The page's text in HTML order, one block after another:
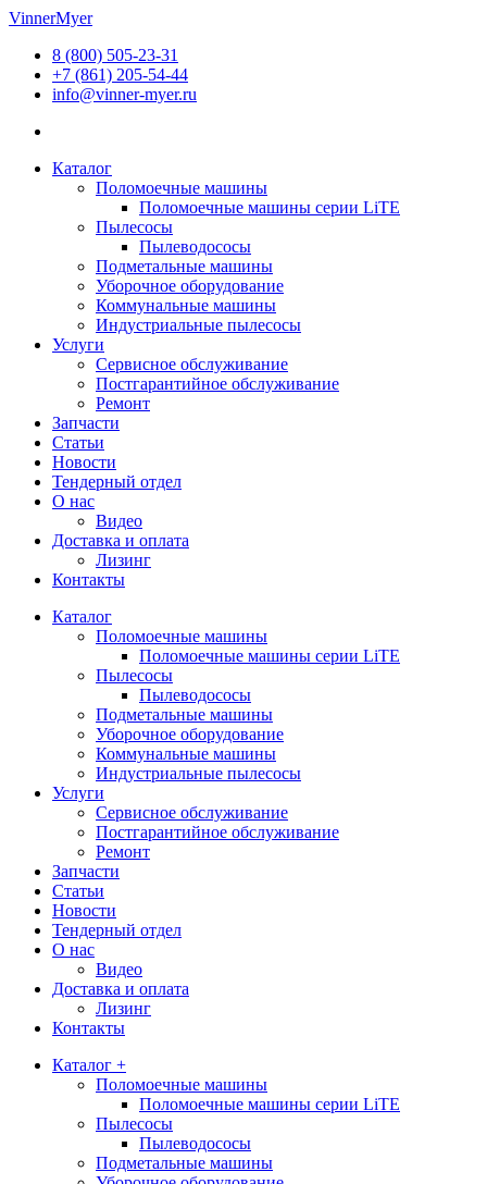
Перейти
содержимому
VinnerMyer
8 (800) 505-23-31
+7 (861) 205-54-44
info@vinner-myer.ru
Каталог
Поломоечные машины
Поломоечные машины серии LiTE
Пылесосы
Пылеводососы
Подметальные машины
Уборочное оборудование
Коммунальные машины
Индустриальные пылесосы
Услуги
Сервисное обслуживание
Постгарантийное обслуживание
Ремонт
Запчасти
Статьи
Новости
Тендерный отдел
О нас
Видео
Доставка и оплата
Лизинг
Контакты
Каталог
Поломоечные машины
Поломоечные машины серии LiTE
Пылесосы
Пылеводососы
Подметальные машины
Уборочное оборудование
Коммунальные машины
Индустриальные пылесосы
Услуги
Сервисное обслуживание
Постгарантийное обслуживание
Ремонт
Запчасти
Статьи
Новости
Тендерный отдел
О нас
Видео
Доставка и оплата
Лизинг
Контакты
Каталог +
Поломоечные машины
Поломоечные машины серии LiTE
Пылесосы
Пылеводососы
Подметальные машины